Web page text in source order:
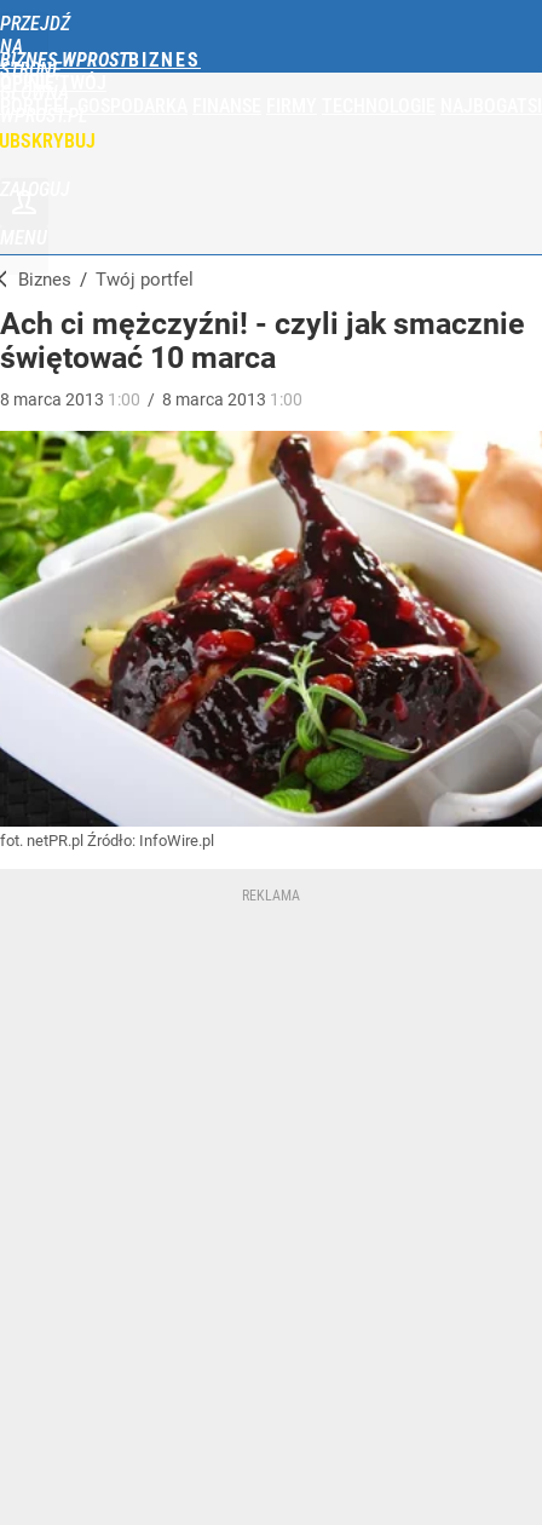
PRZEJDŹ
NA
STRONĘ
BIZNES WPROST
Biznes / Twój portfel
Ach ci mężczyźni! - czyli jak smacznie
świętować 10 marca
8 marca 2013 1:00 / 8 marca 2013 1:00
fot. netPR.pl Źródło: InfoWire.pl